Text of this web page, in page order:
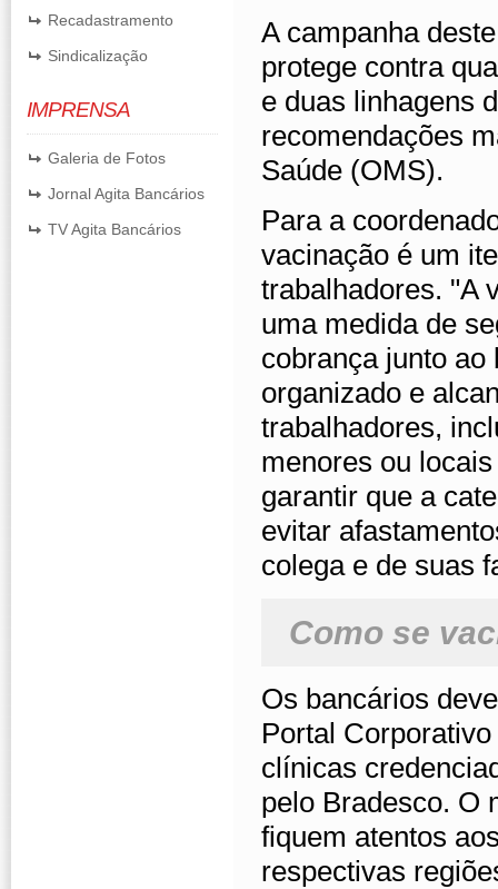
Recadastramento
Sindicalização
IMPRENSA
Galeria de Fotos
Jornal Agita Bancários
TV Agita Bancários
A campanha
protege contra
e duas linhagens
recomendações
Saúde (OMS).
Para a
vacinação é um
trabalhadores. "A
uma medida de
cobrança junto ao
organizado e
trabalhadores,
menores ou
garantir que a
evitar
colega e de suas
Como se
Os bancários
Portal
clínicas
pelo Bradesco. O
fiquem atentos
respectivas